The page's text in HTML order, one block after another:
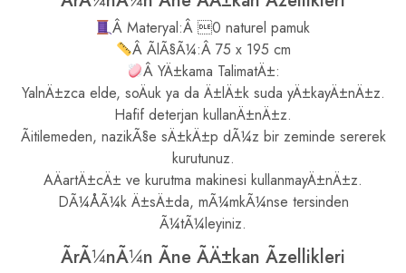
Â Materyal:Â 0 naturel pamuk
Â ÃlÃ§Ã¼:Â 75 x 195 cm
Â YÄ±kama TalimatÄ±:
YalnÄ±zca elde, soÄuk ya da Ä±lÄ±k suda yÄ±kayÄ±nÄ±z.
Hafif deterjan kullanÄ±nÄ±z.
Ãitilemeden, nazikÃ§e sÄ±kÄ±p dÃ¼z bir zeminde sererek
kurutunuz.
AÄartÄ±cÄ± ve kurutma makinesi kullanmayÄ±nÄ±z.
DÃ¼ÅÃ¼k Ä±sÄ±da, mÃ¼mkÃ¼nse tersinden
Ã¼tÃ¼leyiniz.
ÃrÃ¼nÃ¼n Ãne ÃÄ±kan Ãzellikleri